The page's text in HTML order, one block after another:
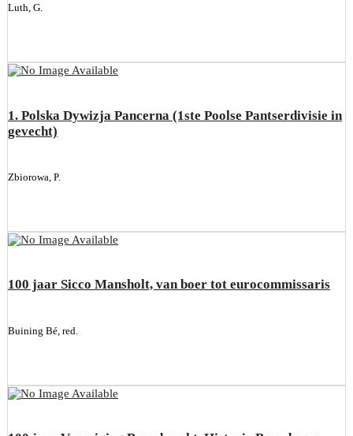
Luth, G.
1. Polska Dywizja Pancerna (1ste Poolse Pantserdivisie in
gevecht)
Zbiorowa, P.
100 jaar Sicco Mansholt, van boer tot eurocommissaris
Buining Bé, red.